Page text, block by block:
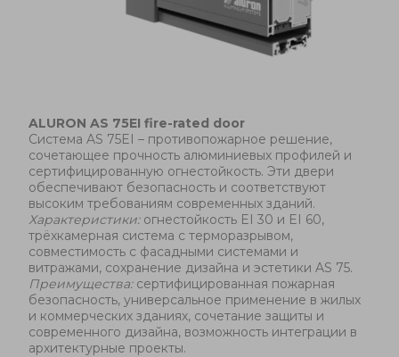
ALURON AS 75EI fire-rated door
Система AS 75EI – противопожарное решение,
сочетающее прочность алюминиевых профилей и
сертифицированную огнестойкость. Эти двери
обеспечивают безопасность и соответствуют
высоким требованиям современных зданий.
Характеристики: огнестойкость EI 30 и EI 60,
трёхкамерная система с терморазрывом,
совместимость с фасадными системами и
витражами, сохранение дизайна и эстетики AS 75.
Преимущества: сертифицированная пожарная
безопасность, универсальное применение в жилых
и коммерческих зданиях, сочетание защиты и
современного дизайна, возможность интеграции в
архитектурные проекты.